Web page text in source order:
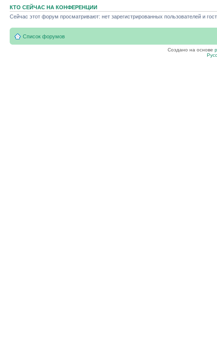
КТО СЕЙЧАС НА КОНФЕРЕНЦИИ
Сейчас этот форум просматривают: нет зарегистрированных пользователей и
Список форумов
Создано на основе